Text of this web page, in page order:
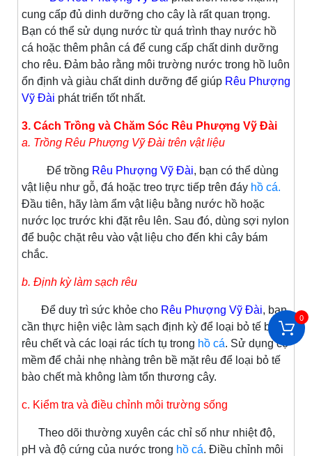
cung cấp đủ dinh dưỡng cho cây là rất quan trọng.
Bạn có thể sử dụng nước từ quá trình thay nước hồ
cá hoặc thêm phân cá để cung cấp chất dinh dưỡng
cho rêu. Đảm bảo rằng môi trường nước trong hồ luôn
ổn định và giàu chất dinh dưỡng để giúp Rêu Phượng
Vỹ Đài phát triển tốt nhất.
3. Cách Trồng và Chăm Sóc Rêu Phượng Vỹ Đài
a. Trồng Rêu Phượng Vỹ Đài trên vật liệu
Để trồng Rêu Phượng Vỹ Đài, bạn có thể dùng
vật liệu như gỗ, đá hoặc treo trực tiếp trên đáy hồ cá.
Đầu tiên, hãy làm ẩm vật liệu bằng nước hồ hoặc
nước lọc trước khi đặt rêu lên. Sau đó, dùng sợi nylon
để buộc chặt rêu vào vật liệu cho đến khi cây bám
chắc.
b. Định kỳ làm sạch rêu
Để duy trì sức khỏe cho Rêu Phượng Vỹ Đài, bạn
cần thực hiện việc làm sạch định kỳ để loại bỏ tế bào
rêu chết và các loại rác tích tụ trong hồ cá. Sử dụng cọ
mềm để chải nhẹ nhàng trên bề mặt rêu để loại bỏ tế
bào chết mà không làm tổn thương cây.
c. Kiểm tra và điều chỉnh môi trường sống
Theo dõi thường xuyên các chỉ số như nhiệt độ,
pH và độ cứng của nước trong hồ cá. Điều chỉnh môi
0